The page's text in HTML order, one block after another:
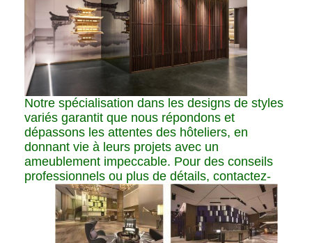
Notre spécialisation dans les designs de styles
variés garantit que nous répondons et
dépassons les attentes des hôteliers, en
donnant vie à leurs projets avec un
ameublement impeccable. Pour des conseils
professionnels ou plus de détails, contactez-